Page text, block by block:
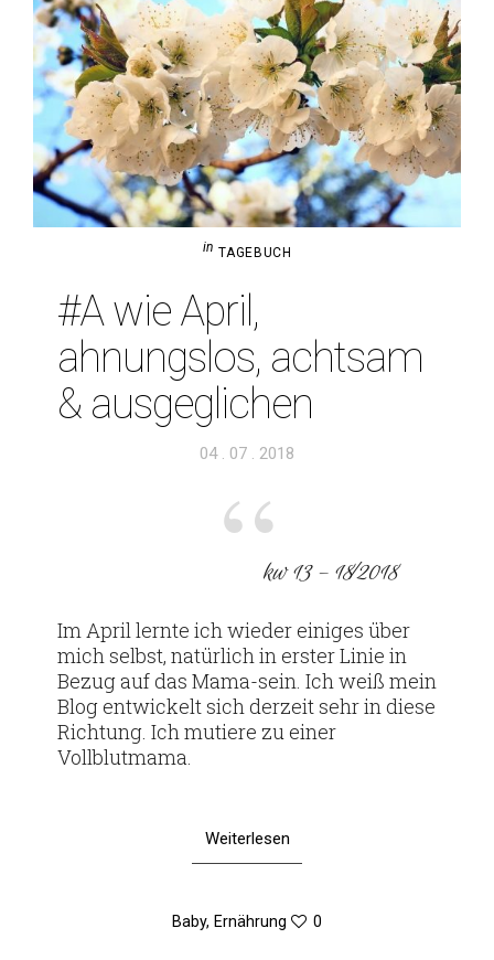
in TAGEBUCH
#A wie April,
ahnungslos, achtsam
& ausgeglichen
Veröffentlicht
04 . 07 . 2018
kw 13 – 18⁄2018
Im April lernte ich wieder einiges über
mich selbst, natür­lich in erster Linie in
Bezug auf das Mama-sein. Ich weiß mein
Blog ent­wi­ckelt sich der­zeit sehr in diese
Rich­tung. Ich mutiere zu einer
Vollblutmama.
Weiterlesen
Baby, Ernährung 0